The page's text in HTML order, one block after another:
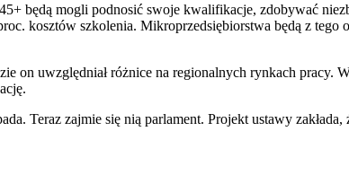
będą mogli podnosić swoje kwalifikacje, zdobywać
kosztów szkolenia. Mikroprzedsiębiorstwa będą z tego
on uwzględniał różnice na regionalnych rynkach pracy.
Teraz zajmie się nią parlament. Projekt ustawy